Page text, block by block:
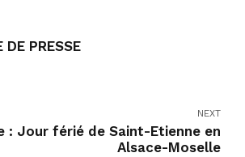
DE PRESSE
NEXT
: Jour férié de Saint-Etienne en
Alsace-Moselle